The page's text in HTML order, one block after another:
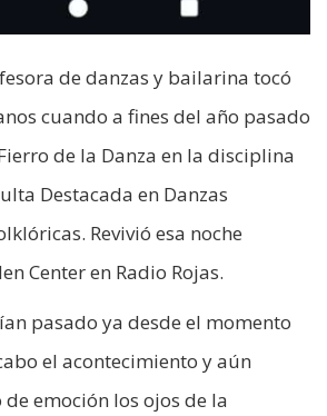
de danzas y bailarina tocó
cuando a fines del año pasado
de la Danza en la disciplina
Destacada en Danzas
Revivió esa noche
Center en Radio Rojas.
pasado ya desde el momento
el acontecimiento y aún
emoción los ojos de la